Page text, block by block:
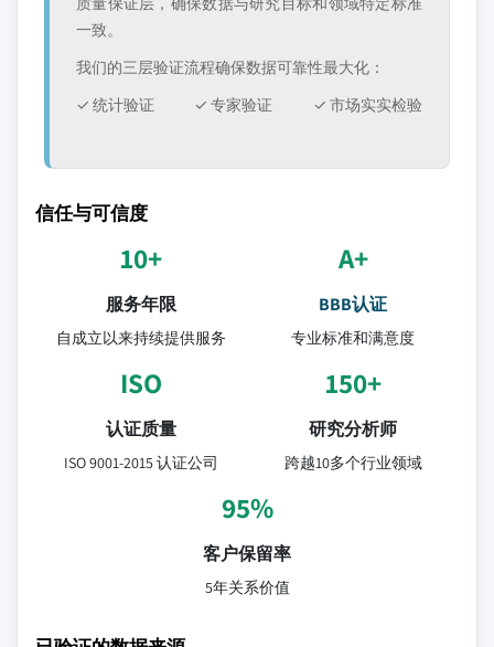
一致。
我们的三层验证流程确保数据可靠性最大化：
✓ 统计验证
✓ 专家验证 ✓ 市场实实检验
信任与可信度
10+
服务年限
自成立以来持续提供服务
A+
BBB认证
专业标准和满意度
ISO
认证质量
ISO 9001-2015 认证公司
150+
研究分析师
跨越10多个行业领域
95%
客户保留率
5年关系价值